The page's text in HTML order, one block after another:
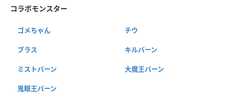
コラボモンスター
ゴメちゃん チウ
ブラス キルバーン
ミストバーン 大魔王バーン
鬼眼王バーン